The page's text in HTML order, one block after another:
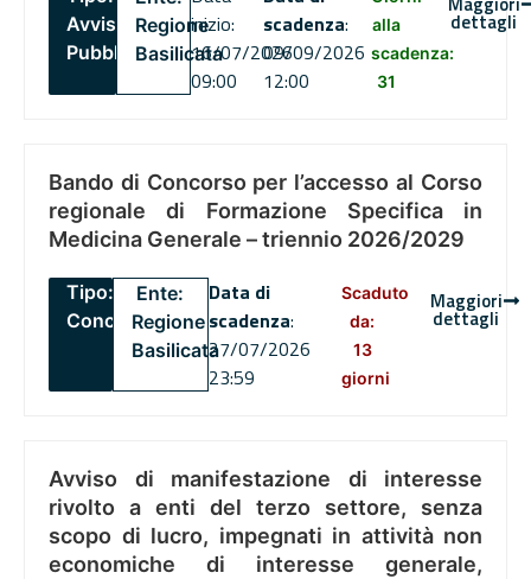
Avviso
Pubblico
Regione
Basilicata
inizio:
16/07/2026
09:00
scadenza:
09/09/2026
12:00
alla
scadenza:
31
dettagli
Bando di Concorso per l’accesso al Corso
regionale di Formazione Specifica in
Medicina Generale – triennio 2026/2029
Tipo:
Concorsi
Ente:
Regione
Basilicata
Data di
scadenza:
27/07/2026
23:59
Scaduto
da:
13
giorni
Maggiori
dettagli
Avviso di manifestazione di interesse
rivolto a enti del terzo settore, senza
scopo di lucro, impegnati in attività non
economiche di interesse generale,